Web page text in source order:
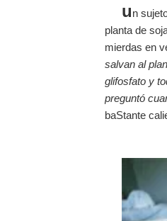
un
planta de
mierdas en
salvan al
glifosfato y
preguntó
baStante